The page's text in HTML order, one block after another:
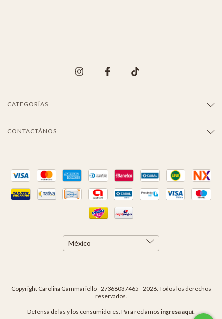
CATEGORÍAS
CONTACTÁNOS
Copyright Carolina Gammariello - 27368037465 - 2026. Todos los derechos
reservados.
Defensa de las y los consumidores. Para reclamos ingresa aquí.